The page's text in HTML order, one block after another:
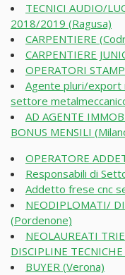
TECNICI AUDIO/
2018/2019 (Ragusa)
CARPENTIERE
CARPENTIERE
OPERATORI
Agente pluri/export
settore
AD AGENTE
BONUS MENSILI
OPERATORE
Responsabili di
Addetto frese cnc
NEODIPLOMATI/
(Pordenone)
NEOLAUREATI
DISCIPLINE
BUYER (Verona)